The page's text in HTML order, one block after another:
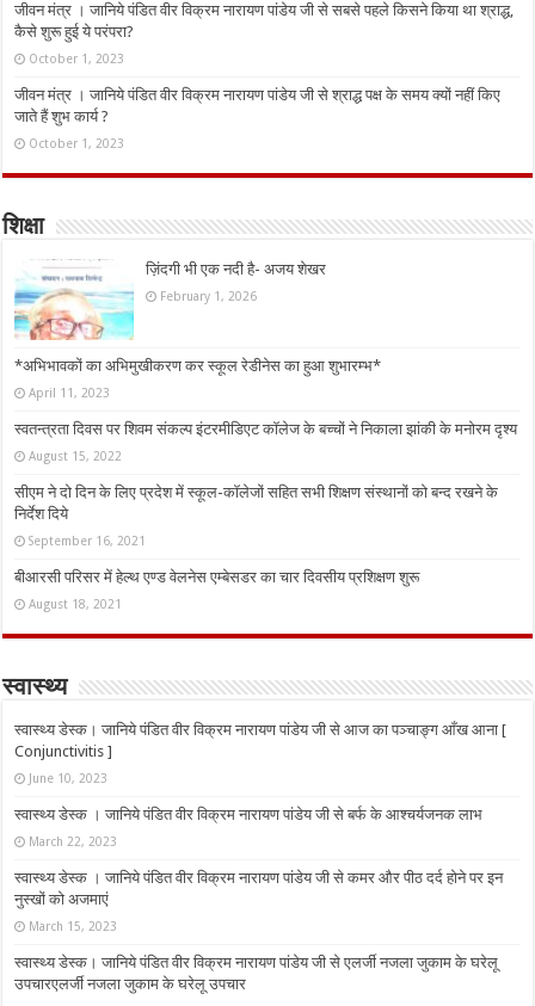
जीवन मंत्र । जानिये पंडित वीर विक्रम नारायण पांडेय जी से सबसे पहले किसने किया था श्राद्ध,
कैसे शुरू हुई ये परंपरा?
October 1, 2023
जीवन मंत्र । जानिये पंडित वीर विक्रम नारायण पांडेय जी से श्राद्ध पक्ष के समय क्यों नहीं किए
जाते हैं शुभ कार्य ?
October 1, 2023
शिक्षा
ज़िंदगी भी एक नदी है- अजय शेखर
February 1, 2026
*अभिभावकों का अभिमुखीकरण कर स्कूल रेडीनेस का हुआ शुभारम्भ*
April 11, 2023
स्वतन्त्रता दिवस पर शिवम संकल्प इंटरमीडिएट कॉलेज के बच्चों ने निकाला झांकी के मनोरम दृश्य
August 15, 2022
सीएम ने दो दिन के लिए प्रदेश में स्कूल-कॉलेजों सहित सभी शिक्षण संस्थानों को बन्द रखने के
निर्देश दिये
September 16, 2021
बीआरसी परिसर में हेल्थ एण्ड वेलनेस एम्बेसडर का चार दिवसीय प्रशिक्षण शुरू
August 18, 2021
स्वास्थ्य
स्वास्थ्य डेस्क। जानिये पंडित वीर विक्रम नारायण पांडेय जी से आज का पञ्चाङ्ग आँख आना [
Conjunctivitis ]
June 10, 2023
स्वास्थ्य डेस्क । जानिये पंडित वीर विक्रम नारायण पांडेय जी से बर्फ के आश्चर्यजनक लाभ
March 22, 2023
स्वास्थ्य डेस्क । जानिये पंडित वीर विक्रम नारायण पांडेय जी से कमर और पीठ दर्द होने पर इन
नुस्‍खों को अजमाएं
March 15, 2023
स्वास्थ्य डेस्क। जानिये पंडित वीर विक्रम नारायण पांडेय जी से एलर्जी नजला जुकाम के घरेलू
उपचारएलर्जी नजला जुकाम के घरेलू उपचार